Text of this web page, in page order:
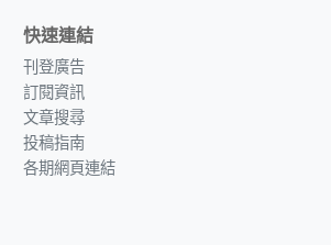
快速連結
刊登廣告
訂閱資訊
文章搜尋
投稿指南
各期網頁連結